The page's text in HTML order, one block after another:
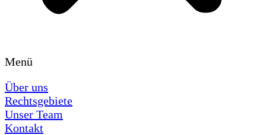
Menü
Über uns
Rechtsgebiete
Unser Team
Kontakt